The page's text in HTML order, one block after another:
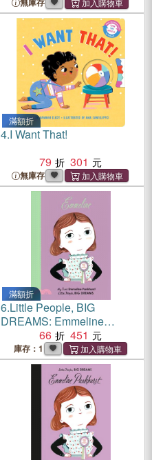
滿額折
4.I Want That!
79
301
無庫存
滿額折
6.Little People, BIG
DREAMS: Emmeline
Pankhurst(美國版)(硬頁書)
66 451
庫存：1